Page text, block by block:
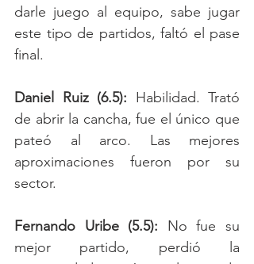
darle juego al equipo, sabe jugar
este tipo de partidos, faltó el pase
final.
Daniel Ruiz (6.5): Habilidad. Trató
de abrir la cancha, fue el único que
pateó al arco. Las mejores
aproximaciones fueron por su
sector.
Fernando Uribe (5.5): No fue su
mejor partido, perdió la